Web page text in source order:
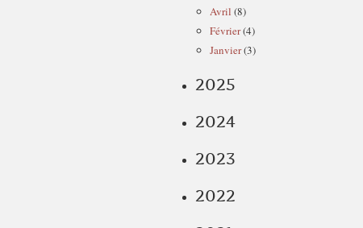
Avril (8)
Février(4)
Janvier(3)
2025
2024
2023
2022